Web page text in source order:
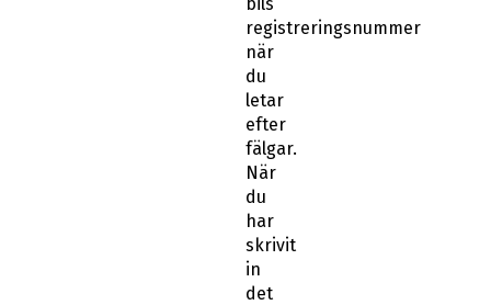
registreringsnummer
när
du
letar
efter
fälgar.
När
du
har
skrivit
in
det